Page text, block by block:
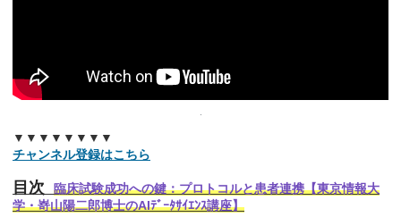
▼▼▼▼▼▼▼▼
チャンネル登録はこちら
目次
臨床試験成功への鍵：プロトコルと患者連携【東京情報大
学・嵜山陽二郎博士のAIﾃﾞｰﾀｻｲｴﾝｽ講座】